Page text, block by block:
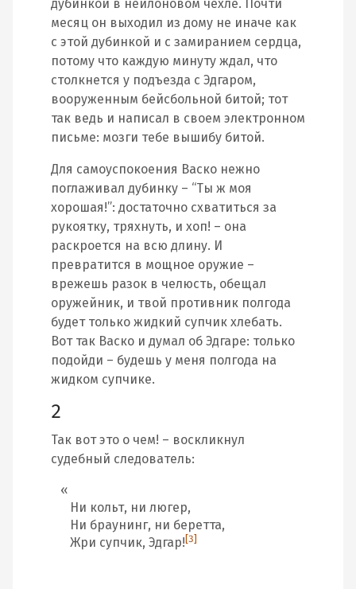
дубинкой в нейлоновом чехле. Почти
месяц он выходил из дому не иначе как
с этой дубинкой и с замиранием сердца,
потому что каждую минуту ждал, что
столкнется у подъезда с Эдгаром,
вооруженным бейсбольной битой; тот
так ведь и написал в своем электронном
письме: мозги тебе вышибу битой.
Для самоуспокоения Васко нежно
поглаживал дубинку – “Ты ж моя
хорошая!”: достаточно схватиться за
рукоятку, тряхнуть, и хоп! – она
раскроется на всю длину. И
превратится в мощное оружие –
врежешь разок в челюсть, обещал
оружейник, и твой противник полгода
будет только жидкий супчик хлебать.
Вот так Васко и думал об Эдгаре: только
подойди – будешь у меня полгода на
жидком супчике.
2
Так вот это о чем! – воскликнул
судебный следователь:
Ни кольт, ни люгер,
Ни браунинг, ни беретта,
Жри супчик, Эдгар! [3]